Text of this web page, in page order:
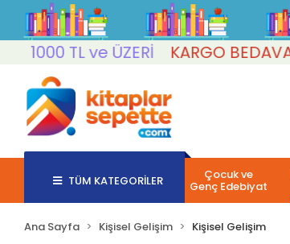
TL ve ÜZERİ
KARGO BEDAVA
TÜM KATEGORİLER Çocuk ve
Genç Edebiyat
Ana Sayfa Kişisel Gelişim Kişisel Gelişim